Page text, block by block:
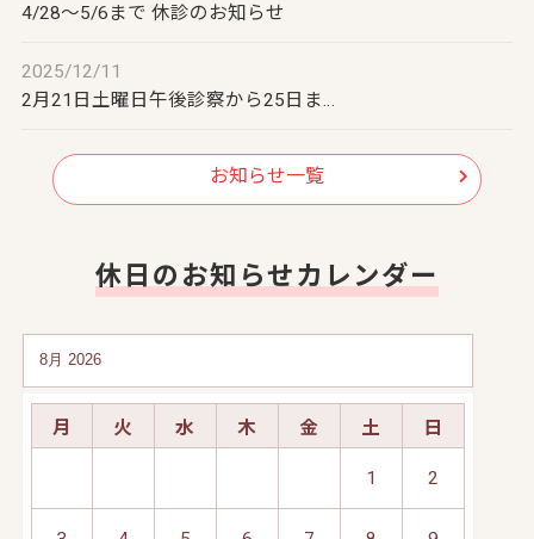
4/28～5/6まで 休診のお知らせ
2025/12/11
2月21日土曜日午後診察から25日ま…
お知らせ一覧
休日のお知らせカレンダー
月 火 水 木 金 土 日
1 2